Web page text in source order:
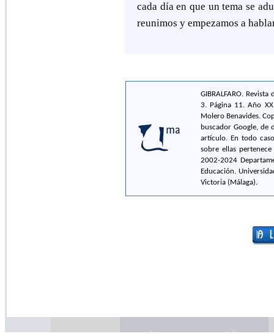
cada día en que un tema se
reunimos y empezamos a
GIBRALFARO.
3. Página 11. Año
Molero Benavides.
buscador Google, de
artículo. En todo
sobre ellas
2002-2024
Educación.
Victoria (Málaga).